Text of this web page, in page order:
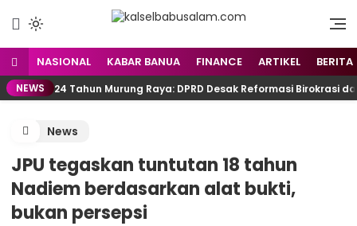
NASIONAL KABAR BANUA FINANCE ARTIKEL BERITA
NEWS 24 Tahun Murung Raya: DPRD Desak Reformasi Birokrasi
News
JPU tegaskan tuntutan 18 tahun
Nadiem berdasarkan alat bukti,
bukan persepsi